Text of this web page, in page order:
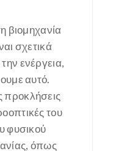
βιομηχανία
σχετικά
ενέργεια,
αυτό.
του
φυσικού
όπως